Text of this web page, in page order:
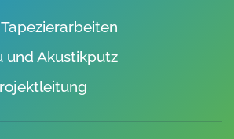
und Akustikputz